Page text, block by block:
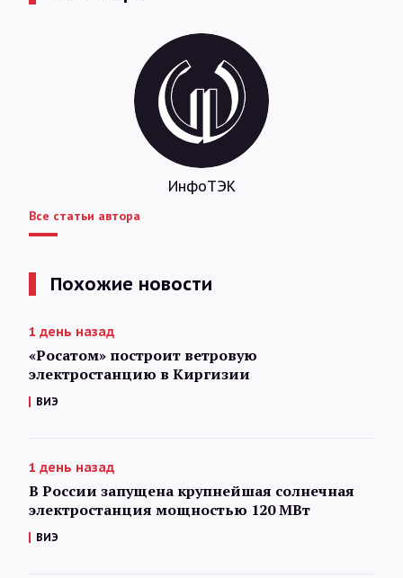
ИнфоТЭК
Все статьи автора
Похожие новости
1 день назад
«Росатом» построит ветровую
электростанцию в Киргизии
ВИЭ
1 день назад
В России запущена крупнейшая солнечная
электростанция мощностью 120 МВт
ВИЭ